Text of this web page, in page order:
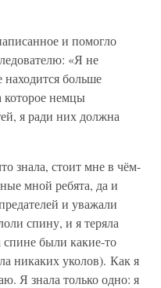
и помогло
«Я не
находится больше
которое немцы
я ради них должна
знала, стоит мне в чём-
мной ребята, да и
и уважали
спину, и я теряла
были какие-то
никаких уколов). Как я
Я знала только одно: я